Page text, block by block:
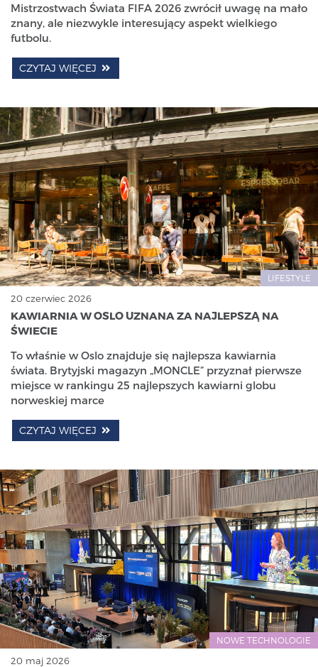
Mistrzostwach Świata FIFA 2026 zwrócił uwagę na mało
znany, ale niezwykle interesujący aspekt wielkiego
futbolu.
CZYTAJ WIĘCEJ
LIFESTYLE
20 czerwiec 2026
KAWIARNIA W OSLO UZNANA ZA NAJLEPSZĄ NA
ŚWIECIE
To właśnie w Oslo znajduje się najlepsza kawiarnia
świata. Brytyjski magazyn „MONCLE” przyznał pierwsze
miejsce w rankingu 25 najlepszych kawiarni globu
norweskiej marce
CZYTAJ WIĘCEJ
NOWE TECHNOLOGIE
20 maj 2026